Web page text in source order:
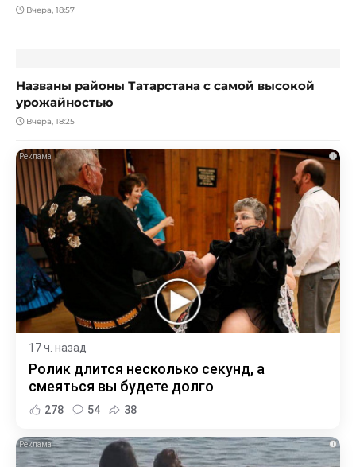
Вчера, 18:57
Названы районы Татарстана с самой высокой
урожайностью
Вчера, 18:25
i
17 ч. назад
Ролик длится несколько секунд, а
смеяться вы будете долго
278 54 38
i